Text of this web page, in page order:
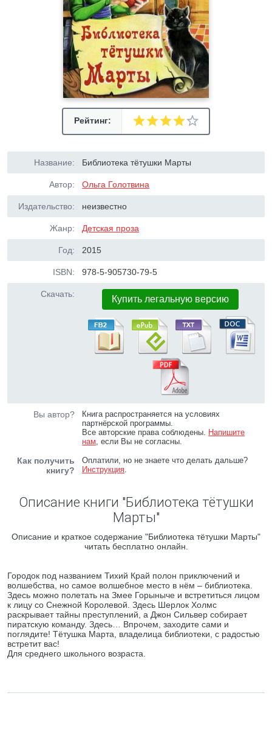
Рейтинг:
Название: Библиотека тётушки Марты
Автор: Ольга Голотвина
Издательство: неизвестно
Жанр: Детская проза
Год: 2015
ISBN: 978-5-905730-79-5
Скачать: Купить легальную версию
Вы автор?
Книга распространяется на условиях
партнёрской программы.
Все авторские права соблюдены. Напишите
нам, если Вы не согласны.
Как получить
книгу?
Оплатили, но не знаете что делать дальше?
Инструкция.
Описание книги "Библиотека тётушки
Марты"
Описание и краткое содержание "Библиотека тётушки Марты"
читать бесплатно онлайн.
Городок под названием Тихий Край полон приключений и
волшебства, но самое волшебное место в нём – библиотека.
Здесь можно полетать на Змее Горыныче и встретиться лицом
к лицу со Снежной Королевой. Здесь Шерлок Холмс
раскрывает тайны преступлений, а Джон Сильвер собирает
пиратскую команду. Здесь… Впрочем, заходите сами и
поглядите! Тётушка Марта, владелица библиотеки, с радостью
встретит вас!
Для среднего школьного возраста.